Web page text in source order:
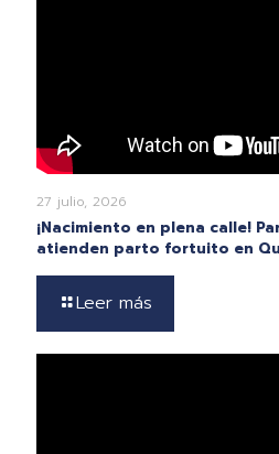
27 julio, 2026
¡Nacimiento en plena calle!
atienden parto fortuito en
Leer más